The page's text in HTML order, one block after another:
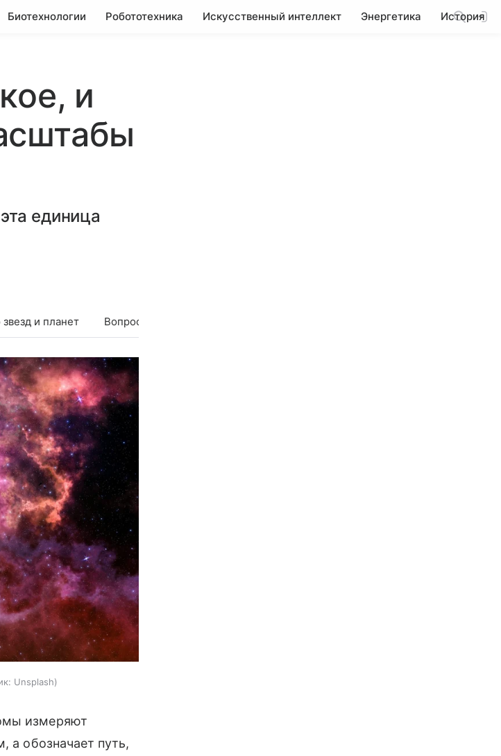
Биотехнологии Робототехника Искусственный интеллект Энергетика История
и
единица
и планет Вопросы и ответы
Unsplash
измеряют
а обозначает путь,